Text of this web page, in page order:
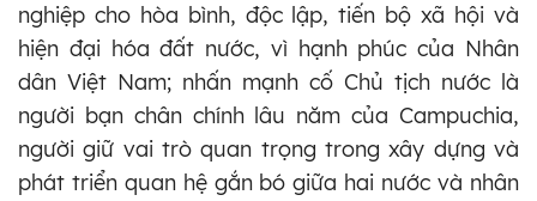
nghiệp cho hòa bình, độc lập, tiến bộ xã hội và
hiện đại hóa đất nước, vì hạnh phúc của Nhân
dân Việt Nam; nhấn mạnh cố Chủ tịch nước là
người bạn chân chính lâu năm của Campuchia,
người giữ vai trò quan trọng trong xây dựng và
phát triển quan hệ gắn bó giữa hai nước và nhân